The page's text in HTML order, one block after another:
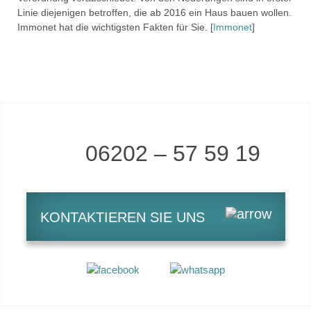
Linie diejenigen betroffen, die ab 2016 ein Haus bauen wollen.
Immonet hat die wichtigsten Fakten für Sie. [Immonet]
06202 – 57 59 19
KONTAKTIEREN SIE UNS